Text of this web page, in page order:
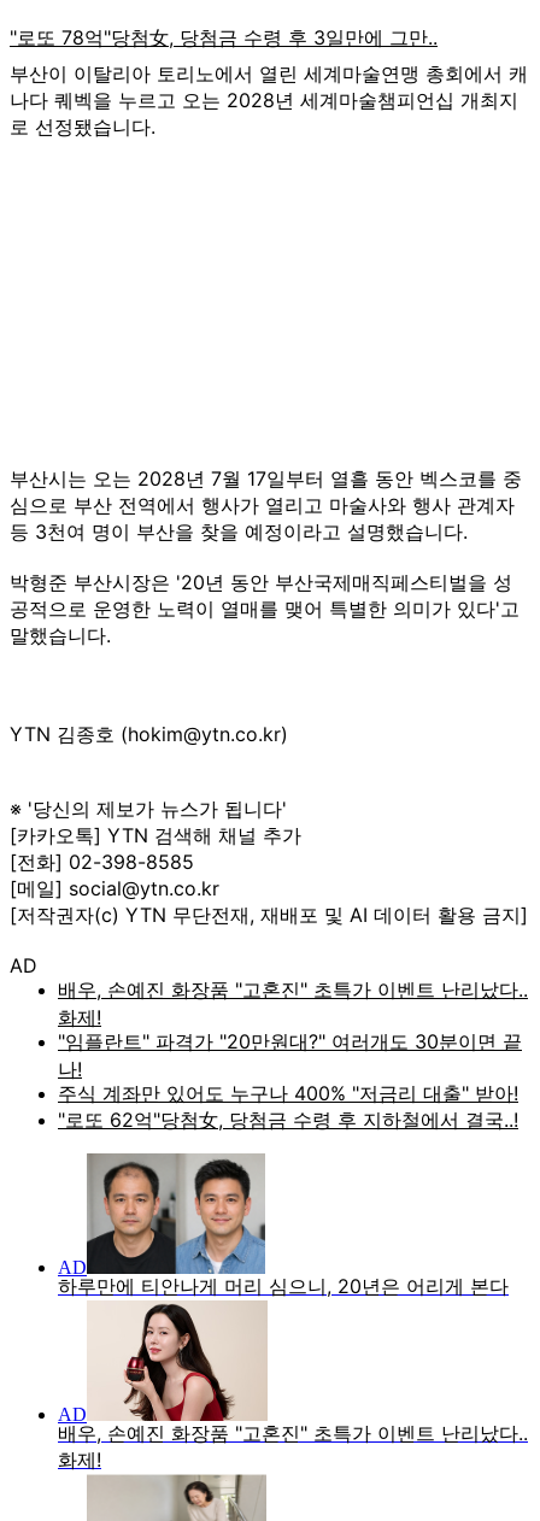
부산이 이탈리아 토리노에서 열린 세계마술연맹 총회에서 캐
나다 퀘벡을 누르고 오는 2028년 세계마술챔피언십 개최지
로 선정됐습니다.
부산시는 오는 2028년 7월 17일부터 열흘 동안 벡스코를 중
심으로 부산 전역에서 행사가 열리고 마술사와 행사 관계자
등 3천여 명이 부산을 찾을 예정이라고 설명했습니다.
박형준 부산시장은 '20년 동안 부산국제매직페스티벌을 성
공적으로 운영한 노력이 열매를 맺어 특별한 의미가 있다'고
말했습니다.
YTN 김종호 (hokim@ytn.co.kr)
※ '당신의 제보가 뉴스가 됩니다'
[카카오톡] YTN 검색해 채널 추가
[전화] 02-398-8585
[메일] social@ytn.co.kr
[저작권자(c) YTN 무단전재, 재배포 및 AI 데이터 활용 금지]
AD